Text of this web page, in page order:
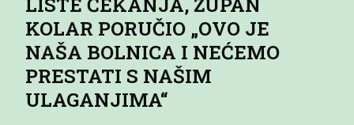
KOLAR PORUČIO „OVO JE
NAŠA BOLNICA I NEĆEMO
PRESTATI S NAŠIM
ULAGANJIMA“